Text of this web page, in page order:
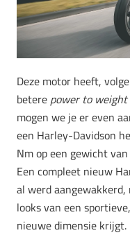
Deze motor heeft,
betere power to
mogen we je er even
een Harley-Davidson
Nm op een gewicht
Een compleet nieuw
al werd
looks van een
nieuwe dimensie krijgt.